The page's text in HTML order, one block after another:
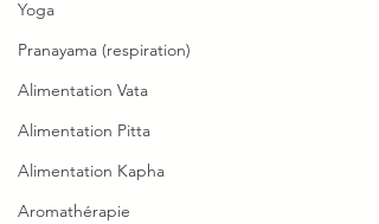
Yoga
Pranayama (respiration)
Alimentation Vata
Alimentation Pitta
Alimentation Kapha
Aromathérapie